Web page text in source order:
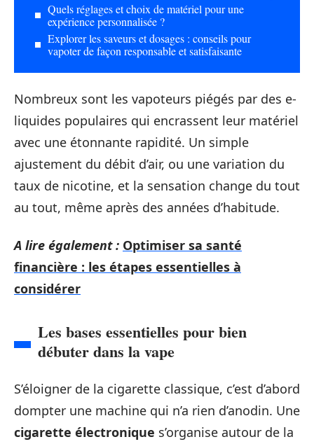
Quels réglages et choix de matériel pour une
expérience personnalisée ?
Explorer les saveurs et dosages : conseils pour
vapoter de façon responsable et satisfaisante
Nombreux sont les vapoteurs piégés par des e-
liquides populaires qui encrassent leur matériel
avec une étonnante rapidité. Un simple
ajustement du débit d’air, ou une variation du
taux de nicotine, et la sensation change du tout
au tout, même après des années d’habitude.
A lire également : Optimiser sa santé
financière : les étapes essentielles à
considérer
Les bases essentielles pour bien
débuter dans la vape
S’éloigner de la cigarette classique, c’est d’abord
dompter une machine qui n’a rien d’anodin. Une
cigarette électronique s’organise autour de la